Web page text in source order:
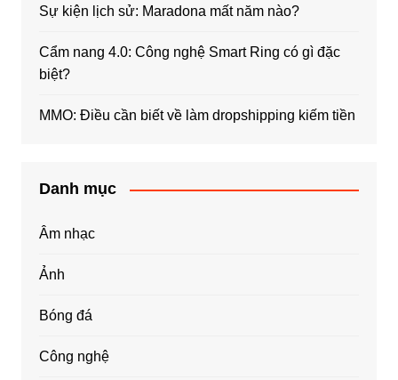
Sự kiện lịch sử: Maradona mất năm nào?
Cẩm nang 4.0: Công nghệ Smart Ring có gì đặc
biệt?
MMO: Điều cần biết về làm dropshipping kiếm tiền
Danh mục
Âm nhạc
Ảnh
Bóng đá
Công nghệ